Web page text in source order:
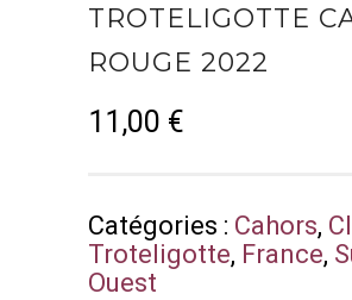
TROTELIGOTTE
ROUGE 2022
11,00 €
Catégories : Cahors,
Troteligotte, France,
Ouest